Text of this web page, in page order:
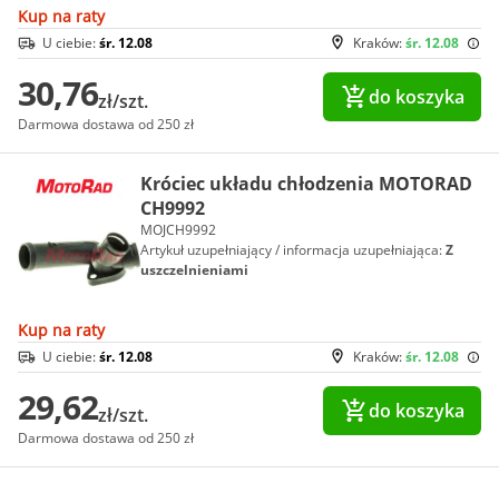
Kup na raty
Kraków:śr. 12.08
U ciebie:śr. 12.08
30,76zł/szt.
Darmowa dostawa od 250 zł
do koszyka
Króciec układu chłodzenia MOTORAD
CH9992
MOJCH9992
Artykuł uzupełniający / informacja uzupełniająca:Z
uszczelnieniami
Kup na raty
Kraków:śr. 12.08
U ciebie:śr. 12.08
29,62zł/szt.
Darmowa dostawa od 250 zł
do koszyka